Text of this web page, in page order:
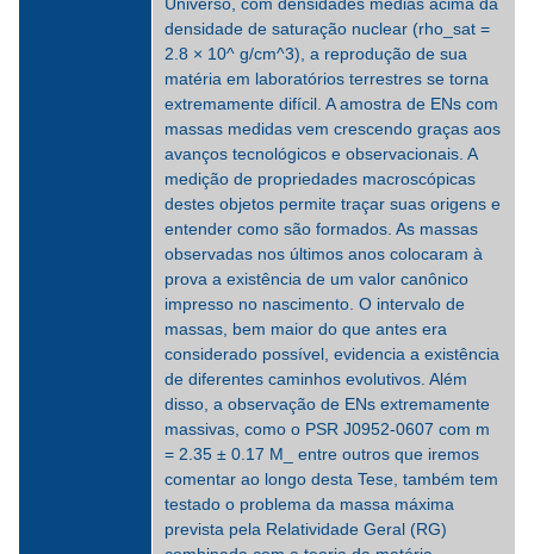
densidade de saturação nuclear (rho_sat =
2.8 × 10^ g/cm^3), a reprodução de sua
matéria em laboratórios terrestres se torna
extremamente difícil. A amostra de ENs com
massas medidas vem crescendo graças aos
avanços tecnológicos e observacionais. A
medição de propriedades macroscópicas
destes objetos permite traçar suas origens e
entender como são formados. As massas
observadas nos últimos anos colocaram à
prova a existência de um valor canônico
impresso no nascimento. O intervalo de
massas, bem maior do que antes era
considerado possível, evidencia a existência
de diferentes caminhos evolutivos. Além
disso, a observação de ENs extremamente
massivas, como o PSR J0952-0607 com m
= 2.35 ± 0.17 M_ entre outros que iremos
comentar ao longo desta Tese, também tem
testado o problema da massa máxima
prevista pela Relatividade Geral (RG)